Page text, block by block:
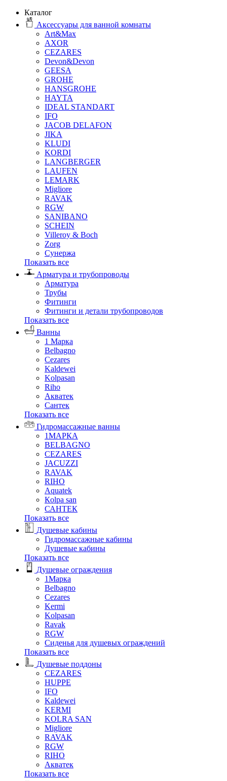
Каталог
Аксессуары для ванной комнаты
Art&Max
AXOR
CEZARES
Devon&Devon
GEESA
GROHE
HANSGROHE
HAYTA
IDEAL STANDART
IFO
JACOB DELAFON
JIKA
KLUDI
KORDI
LANGBERGER
LAUFEN
LEMARK
Migliore
RAVAK
RGW
SANIBANO
SCHEIN
Villeroy & Boch
Zorg
Сунержа
Показать все
Арматура и трубопроводы
Арматура
Трубы
Фитинги
Фитинги и детали трубопроводов
Показать все
Ванны
1 Марка
Belbagno
Cezares
Kaldewei
Kolpasan
Riho
Акватек
Сантек
Показать все
Гидромассажные ванны
1МАРКА
BELBAGNO
CEZARES
JACUZZI
RAVAK
RIHO
Аquatek
Кolpa san
САНТЕК
Показать все
Душевые кабины
Гидромассажные кабины
Душевые кабины
Показать все
Душевые ограждения
1Марка
Belbagno
Cezares
Kermi
Kolpasan
Ravak
RGW
Сиденья для душевых ограждений
Показать все
Душевые поддоны
CEZARES
HUPPE
IFO
Kaldewei
KERMI
KOLRA SAN
Migliore
RAVAK
RGW
RIHO
Акватек
Показать все